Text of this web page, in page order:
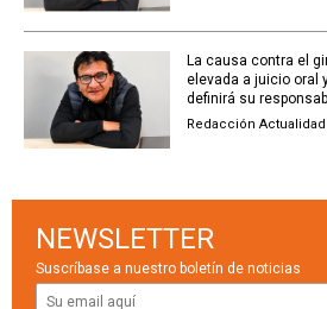
La causa contra el
elevada a juicio oral
definirá su
Redacción
NEWSLETTER
Suscríbase a nuestro boletín de noticias